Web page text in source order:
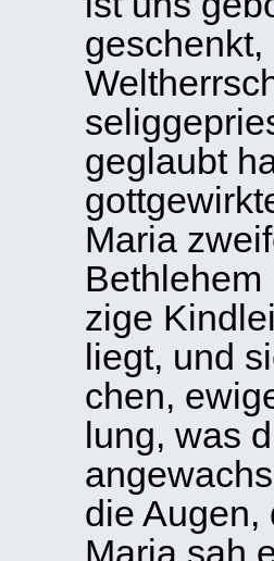
geglaubt
Maria
zige
liegt, und
chen,
lung, was
die Augen,